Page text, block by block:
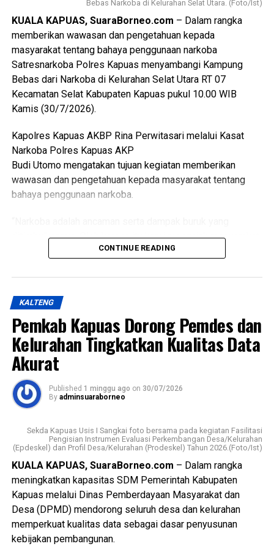
“Mutu konstruksi harus menjadi perhatian utama agar jalan
yang dibangun memiliki daya tahan yang baik dan dapat
dimanfaatkan masyarakat dalam jangka panjang,” ujarnya.
(Ujg/SB)
Views: 30
Bagikan ke
WhatsApp 0 Facebook 0
Messenger 0 Twitter/X 0
Bebas Narkoba di Kelurahan Selat Utara. (Foto/Ist)
KUALA KAPUAS, SuaraBorneo.com – Dalam rangka
memberikan wawasan dan pengetahuan kepada
masyarakat tentang bahaya penggunaan narkoba
Satresnarkoba Polres Kapuas menyambangi Kampung
Bebas dari Narkoba di Kelurahan Selat Utara RT 07
Kecamatan Selat Kabupaten Kapuas pukul 10.00 WIB
Kamis (30/7/2026).
Kapolres Kapuas AKBP Rina Perwitasari melalui Kasat
Narkoba Polres Kapuas AKP
Budi Utomo mengatakan tujuan kegiatan memberikan
wawasan dan pengetahuan kepada masyarakat tentang
bahaya penggunaan narkoba.
ditimbulkannya. Oleh karena itu kami mengajak masyarakat
Untuk Tetap aktif membantu pihak kepolisian dalam
Resnarkoba Polres Kapuas KBO Satresnarkoba Polres
Kapuas Kanit 1 Satresnarkoba Polres Kapuas serta
anggota Satresnarkoba.
“Adapun sasaran kegiatan lurah tokoh masyarakat tokoh
pemuda tokoh masyarakat serta masyarakat Kelurahan
Selat Utara dengan melakukan Koordinasi dengan posko
kampung bebas narkoba untuk melakukan deteksi dini,”
Kasat Narkoba melanjutkan dalam kegiatan melakukan
Koordinasi Lomba Yel-Yel Anti Narkoba di tingkat RT di
Kelurahan Selat Utara dalam rangka memperingati HUT RI.
“Selama kegiatan berlangsung dalam keadaan aman
kondusif warga antusias mendukung program dan
dokumen terlampir,” ujarnya. (Ujg/SB)
CONTINUE READING
KALTENG
Pemkab Kapuas Dorong Pemdes dan
Kelurahan Tingkatkan Kualitas Data
Akurat
Published 1 minggu ago on 30/07/2026
By adminsuaraborneo
Sekda Kapuas Usis I Sangkai foto bersama pada kegiatan Fasilitasi
Pengisian Instrumen Evaluasi Perkembangan Desa/Kelurahan
(Epdeskel) dan Profil Desa/Kelurahan (Prodeskel) Tahun 2026.(Foto/Ist)
KUALA KAPUAS, SuaraBorneo.com – Dalam rangka
meningkatkan kapasitas SDM Pemerintah Kabupaten
Kapuas melalui Dinas Pemberdayaan Masyarakat dan
Desa (DPMD) mendorong seluruh desa dan kelurahan
memperkuat kualitas data sebagai dasar penyusunan
kebijakan pembangunan.